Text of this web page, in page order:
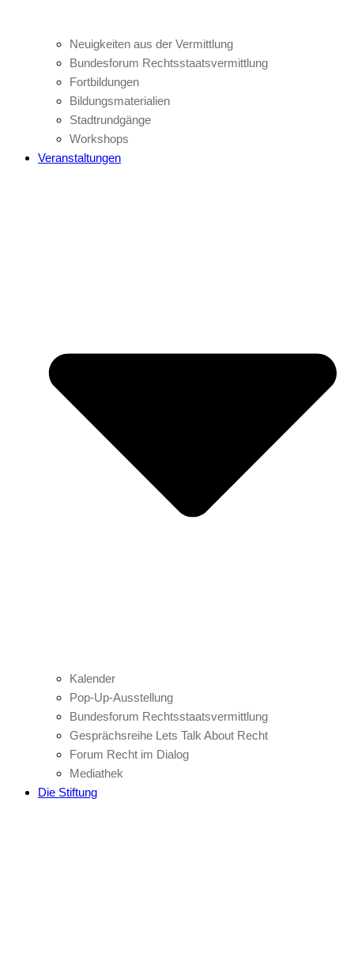
Neuigkeiten aus der Vermittlung
Bundesforum Rechtsstaatsvermittlung
Fortbildungen
Bildungsmaterialien
Stadtrundgänge
Workshops
Veranstaltungen
Kalender
Pop-Up-Ausstellung
Bundesforum Rechtsstaatsvermittlung
Gesprächsreihe Lets Talk About Recht
Forum Recht im Dialog
Mediathek
Die Stiftung